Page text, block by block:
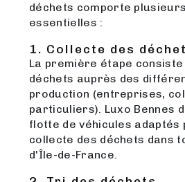
déchets comporte
essentielles :
1. Collecte des
La première étape
déchets auprès des
production (entreprises,
particuliers). Luxo Bennes
flotte de véhicules
collecte des déchets dans
d'Île-de-France.